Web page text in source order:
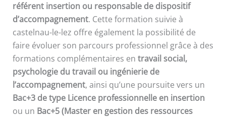
référent insertion ou responsable de dispositif
d’accompagnement. Cette formation suivie à
castelnau-le-lez offre également la possibilité de
faire évoluer son parcours professionnel grâce à des
formations complémentaires en travail social,
psychologie du travail ou ingénierie de
l’accompagnement, ainsi qu’une poursuite vers un
Bac+3 de type Licence professionnelle en insertion
ou un Bac+5 (Master en gestion des ressources